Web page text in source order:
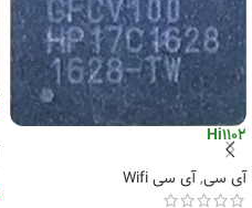
Hi1102
آی سی,آی سی Wifi